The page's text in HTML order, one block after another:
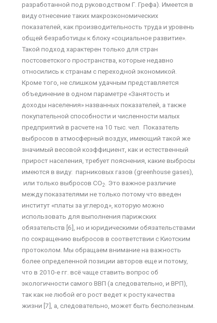
разработанной под руководством Г. Грефа). Имеется в
виду отнесение таких макроэкономических
показателей, как производительность труда и уровень
общей безработицы к блоку «социальное развитие».
Такой подход характерен только для стран
постсоветского пространства, которые недавно
относились к странам с переходной экономикой.
Кроме того, не слишком удачным представляется
объединение в одном параметре «Занятость и
доходы населения» названных показателей, а также
покупательной способности и численности малых
предприятий в расчете на 10 тыс. чел. Показатель
выбросов в атмосферный воздух, имеющий такой же
значимый весовой коэффициент, как и естественный
прирост населения, требует пояснения, какие выбросы
имеются в виду: парниковых газов (greenhouse gases),
или только выбросов CO2. Это важное различие
между показателями не только потому что введен
институт «платы за углерод», которую можно
использовать для выполнения парижских
обязательств [6], но и юридическими обязательствами
по сокращению выбросов в соответствии с Киотским
протоколом. Мы обращаем внимание на важность
более определенной позиции авторов еще и потому,
что в 2010-е гг. всё чаще ставить вопрос об
экологичности самого ВВП (а следовательно, и ВРП),
так как не любой его рост ведет к росту качества
жизни [7], а, следовательно, может быть бесполезным.